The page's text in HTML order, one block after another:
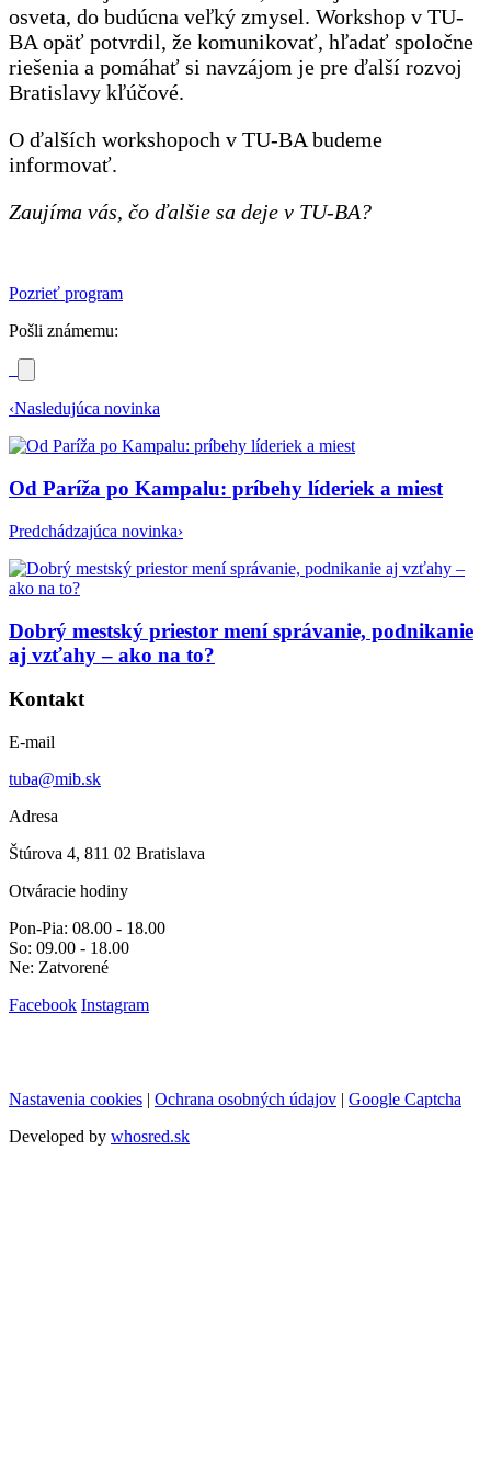
osveta, do budúcna veľký zmysel. Workshop v TU-
BA opäť potvrdil, že komunikovať, hľadať spoločne
riešenia a pomáhať si navzájom je pre ďalší rozvoj
Bratislavy kľúčové.
O ďalších workshopoch v TU-BA budeme
informovať.
Zaujíma vás, čo ďalšie sa deje v TU-BA?
Pozrieť program
Pošli známemu:
‹Nasledujúca novinka
Od Paríža po Kampalu: príbehy líderiek a miest
Predchádzajúca novinka›
Dobrý mestský priestor mení správanie, podnikanie
aj vzťahy – ako na to?
Kontakt
E-mail
tuba@mib.sk
Adresa
Štúrova 4, 811 02 Bratislava
Otváracie hodiny
Pon-Pia: 08.00 - 18.00
So: 09.00 - 18.00
Ne: Zatvorené
Facebook Instagram
Nastavenia cookies | Ochrana osobných údajov | Google Captcha
Developed by whosred.sk